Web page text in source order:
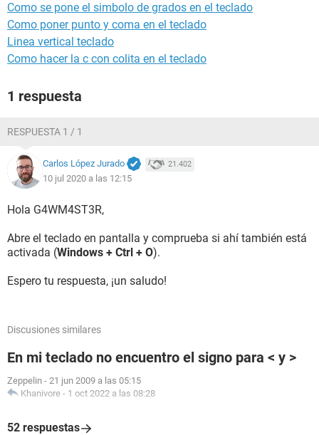
Como se pone el simbolo de grados en el teclado
Como poner punto y coma en el teclado
Linea vertical teclado
Como hacer la c con colita en el teclado
1 respuesta
RESPUESTA 1 / 1
Carlos López Jurado 21.402
10 jul 2020 a las 12:15
Hola G4WM4ST3R,
Abre el teclado en pantalla y comprueba si ahí también está
activada (Windows + Ctrl + O).
Espero tu respuesta, ¡un saludo!
Discusiones similares
En mi teclado no encuentro el signo para < y >
Zeppelin - 21 jun 2009 a las 05:15
Khanivore - 1 oct 2022 a las 08:28
52 respuestas